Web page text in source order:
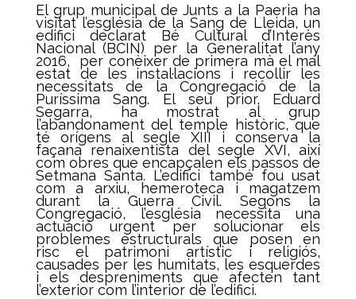
El grup municipal de Junts a la Paeria ha
visitat l’església de la Sang de Lleida, un
edifici declarat Bé Cultural d’Interès
Nacional (BCIN) per la Generalitat l’any
2016, per conèixer de primera mà el mal
estat de les instal·lacions i recollir les
necessitats de la Congregació de la
Puríssima Sang. El seu prior, Eduard
Segarra, ha mostrat al grup
l’abandonament del temple històric, que
té orígens al segle XIII i conserva la
façana renaixentista del segle XVI, així
com obres que encapçalen els passos de
Setmana Santa. L’edifici també fou usat
com a arxiu, hemeroteca i magatzem
durant la Guerra Civil. Segons la
Congregació, l’església necessita una
actuació urgent per solucionar els
problemes estructurals que posen en
risc el patrimoni artístic i religiós,
causades per les humitats, les esquerdes
i els despreniments que afecten tant
l’exterior com l’interior de l’edifici.